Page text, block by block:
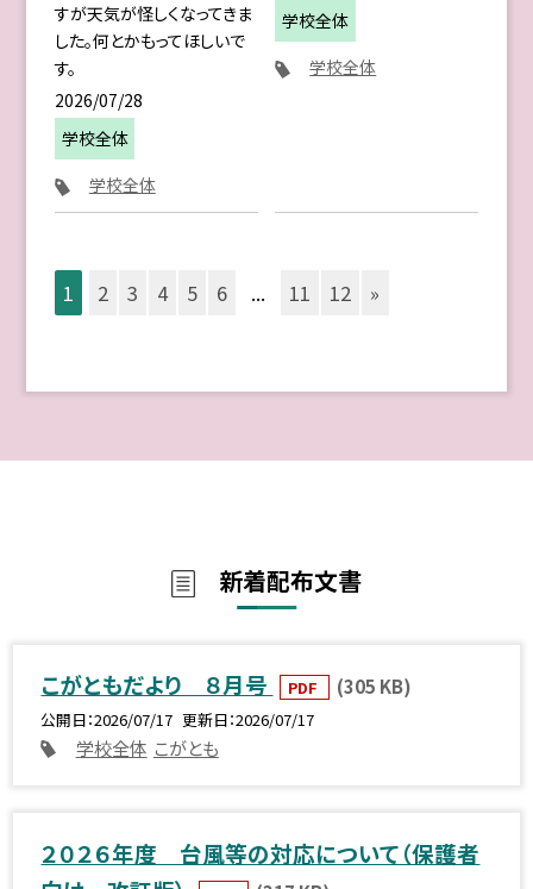
すが天気が怪しくなってきま
した。何とかもってほしいで
す。
2026/07/28
学校全体
学校全体
学校全体
学校全体
1 2 3 4 5 6 ... 11 12 »
新着配布文書
こがともだより ８月号 PDF (305 KB)
公開日 2026/07/17 更新日 2026/07/17
学校全体 こがとも
２０２６年度 台風等の対応について（保護者